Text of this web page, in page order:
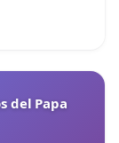
del Papa